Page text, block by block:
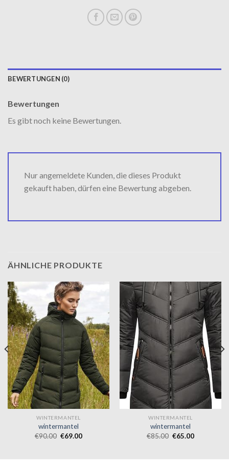
BEWERTUNGEN (0)
Bewertungen
Es gibt noch keine Bewertungen.
Nur angemeldete Kunden, die dieses Produkt
gekauft haben, dürfen eine Bewertung abgeben.
ÄHNLICHE PRODUKTE
WINTERMANTEL
wintermantel
€90.00 €69.00
WINTERMANTEL
wintermantel
€85.00 €65.00